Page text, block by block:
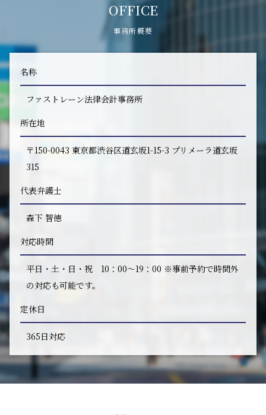
OFFICE
事務所概要
名称
ファストレーン法律会計事務所
所在地
〒150-0043 東京都渋谷区道玄坂1-15-3 プリメーラ道玄坂
315
代表弁護士
森下 智徳
対応時間
平日・土・日・祝 10：00～19：00 ※事前予約で時間外
の対応も可能です。
定休日
365日対応